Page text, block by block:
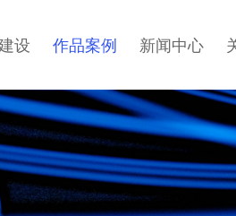
设 作品案例 新闻中心